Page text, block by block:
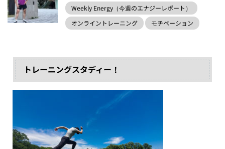
Weekly Energy（今週のエナジーレポート）
オンライントレーニング
モチベーション
トレーニングスタディー！